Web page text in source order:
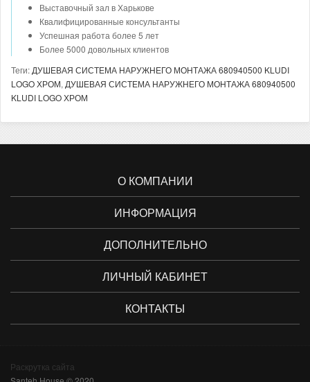
Выставочный зал в Харькове
Квалифицированные консультанты
Успешная работа более 5 лет
Более 5000 довольных клиентов
Теги: ДУШЕВАЯ СИСТЕМА НАРУЖНЕГО МОНТАЖА 680940500 KLUDI
LOGO ХРОМ, ДУШЕВАЯ СИСТЕМА НАРУЖНЕГО МОНТАЖА 680940500
KLUDI LOGO ХРОМ
О КОМПАНИИ
ИНФОРМАЦИЯ
ДОПОЛНИТЕЛЬНО
ЛИЧНЫЙ КАБИНЕТ
КОНТАКТЫ
Раскрутка сайта